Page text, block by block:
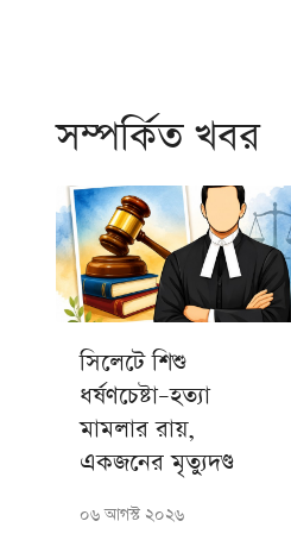
সম্পর্কিত খবর
সিলেটে শিশু
ধর্ষণচেষ্টা–হত্যা
মামলার রায়,
একজনের মৃত্যুদণ্ড
০৬ আগস্ট ২০২৬